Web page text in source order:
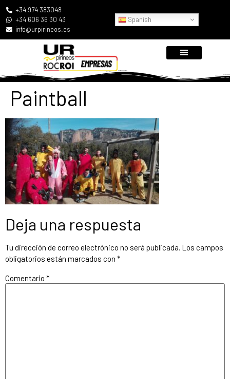
+34 974 383048
+34 606 36 30 43
info@urpirineos.es
Spanish
Paintball
Deja una respuesta
Tu dirección de correo electrónico no será publicada. Los campos
obligatorios están marcados con *
Comentario *